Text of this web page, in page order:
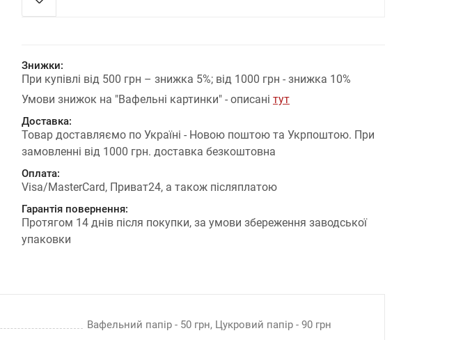
Знижки:
При купівлі від 500 грн – знижка 5%; від 1000 грн - знижка 10%
Умови знижок на "Вафельні картинки" - описані тут
Доставка:
Товар доставляємо по Україні - Новою поштою та Укрпоштою. При
замовленні від 1000 грн. доставка безкоштовна
Оплата:
Visa/MasterCard, Приват24, а також післяплатою
Гарантія повернення:
Протягом 14 днів після покупки, за умови збереження заводської
упаковки
Вафельний папір - 50 грн, Цукровий папір - 90 грн